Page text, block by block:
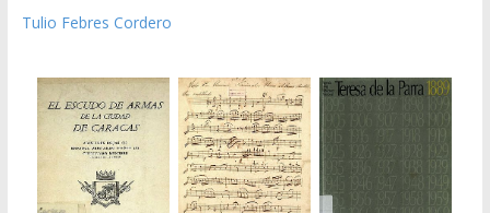
Tulio Febres Cordero